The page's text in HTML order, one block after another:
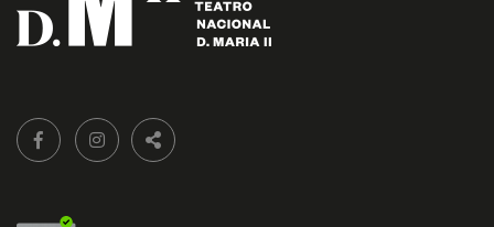
Siga-
nos:
FACEBOOK LIVRARIA DO TEATRO ONLINE.
INSTAGRAM LIVRARIA DO TEATRO ONLINE.
PARTILHAR